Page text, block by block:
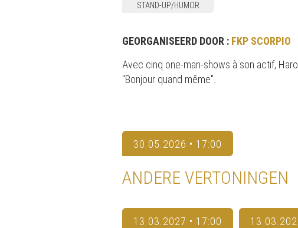
STAND-UP/HUMOR
GEORGANISEERD DOOR : FKP SCORPIO
Avec cinq one-man-shows à son actif,
"Bonjour quand même".
30.05.2026 • 17:00
ANDERE VERTONINGEN
13.03.2027 • 17:00